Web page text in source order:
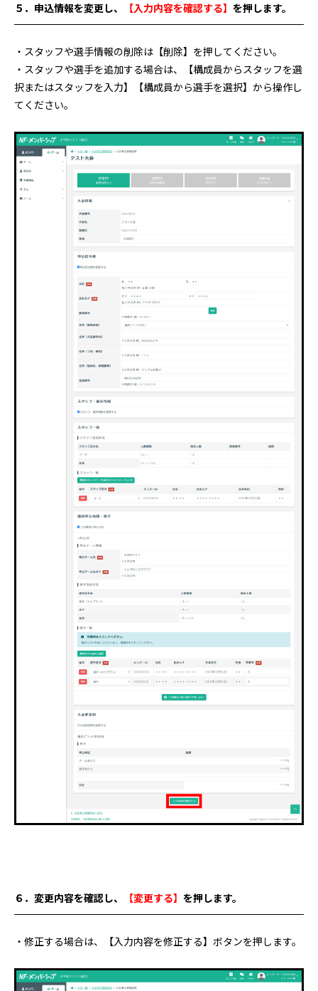
５．申込情報を変更し、 【入力内容を確認する】 を押します。
・スタッフや選手情報の削除は【削除】を押してください。
・スタッフや選手を追加する場合は、【構成員からスタッフを選
択またはスタッフを入力】【構成員から選手を選択】から操作し
てください。
６．変更内容を確認し、 【変更する】 を押します。
・修正する場合は、【入力内容を修正する】ボタンを押します。